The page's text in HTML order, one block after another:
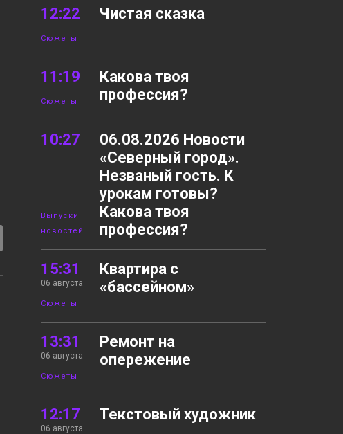
12:22
Сюжеты
Чистая сказка
11:19
Сюжеты
Какова твоя
профессия?
10:27
Выпуски
новостей
06.08.2026 Новости
«Северный город».
Незваный гость. К
урокам готовы?
Какова твоя
профессия?
15:31
06 августа
Сюжеты
Квартира с
«бассейном»
13:31
06 августа
Сюжеты
Ремонт на
опережение
12:17
06 августа
Текстовый художник